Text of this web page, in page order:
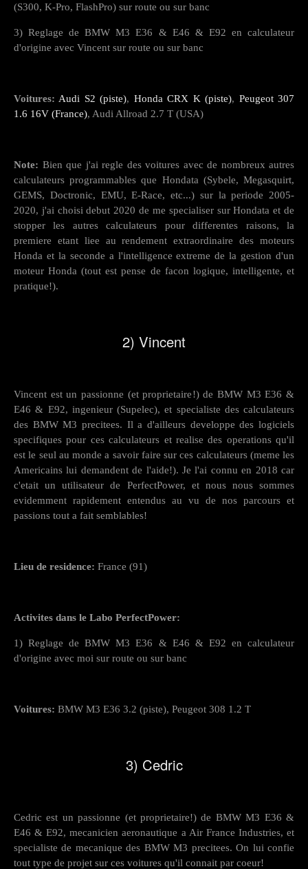
(S300, K-Pro, FlashPro) sur route ou sur banc
3) Reglage de BMW M3 E36 & E46 & E92 en calculateur
d'origine avec Vincent sur route ou sur banc
Voitures: Audi S2 (piste), Honda CRX K (piste), Peugeot 307
1.6 16V (France), Audi Allroad 2.7 T (USA)
Note: Bien que j'ai regle des voitures avec de nombreux autres
calculateurs programmables que Hondata (Sybele, Megasquirt,
GEMS, Doctronic, EMU, E-Race, etc...) sur la periode 2005-
2020, j'ai choisi debut 2020 de me specialiser sur Hondata et de
stopper les autres calculateurs pour differentes raisons, la
premiere etant liee au rendement extraordinaire des moteurs
Honda et la seconde a l'intelligence extreme de la gestion d'un
moteur Honda (tout est pense de facon logique, intelligente, et
pratique!).
2) Vincent
Vincent est un passionne (et proprietaire!) de BMW M3 E36 &
E46 & E92, ingenieur (Supelec), et specialiste des calculateurs
des BMW M3 precitees. Il a d'ailleurs developpe des logiciels
specifiques pour ces calculateurs et realise des operations qu'il
est le seul au monde a savoir faire sur ces calculateurs (meme les
Americains lui demandent de l'aide!). Je l'ai connu en 2018 car
c'etait un utilisateur de PerfectPower, et nous nous sommes
evidemment rapidement entendus au vu de nos parcours et
passions tout a fait semblables!
Lieu de residence: France (91)
Activites dans le Labo PerfectPower:
1) Reglage de BMW M3 E36 & E46 & E92 en calculateur
d'origine avec moi sur route ou sur banc
Voitures: BMW M3 E36 3.2 (piste), Peugeot 308 1.2 T
3) Cedric
Cedric est un passionne (et proprietaire!) de BMW M3 E36 &
E46 & E92, mecanicien aeronautique a Air France Industries, et
specialiste de mecanique des BMW M3 precitees. On lui confie
tout type de projet sur ces voitures qu'il connait par coeur!